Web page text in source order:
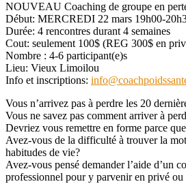
NOUVEAU Coaching de groupe en
Début: MERCREDI 22 mars 19h00-
Durée: 4 rencontres durant 4 semaines
Cout: seulement 100$ (REG 300$ en
Nombre : 4-6 participant(e)s
Lieu: Vieux Limoilou
Info et inscriptions:
Vous n’arrivez pas à perdre les 20
Vous ne savez pas comment arriver à
Devriez vous remettre en forme parce
Avez-vous de la difficulté à trouver la
habitudes de vie?
Avez-vous pensé demander l’aide d’un
professionnel pour y parvenir en privé ou